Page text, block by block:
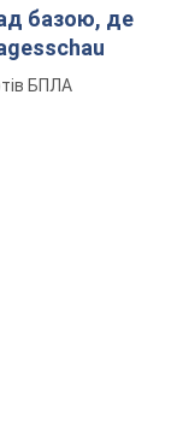
базою, де
БПЛА